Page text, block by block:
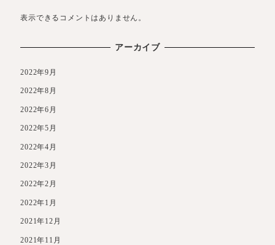
表示できるコメントはありません。
アーカイブ
2022年9月
2022年8月
2022年6月
2022年5月
2022年4月
2022年3月
2022年2月
2022年1月
2021年12月
2021年11月